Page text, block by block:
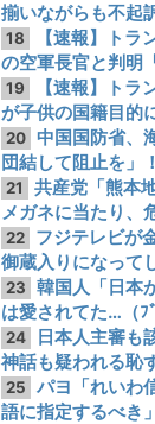
揃いながらも不起
18
【速報】ト
の空軍長官と判明
19
【速報】ト
が子供の国籍目的
20 中国国防省、
団結して阻止を」！
21
共産党「熊本
メガネに当たり、
22
フジテレビが
御蔵入りになって
23
韓国人「日本
は愛されてた…（ﾌ
24
日本人主審も
神話も疑われる恥
25
パヨ「れいわ
語に指定するべき」